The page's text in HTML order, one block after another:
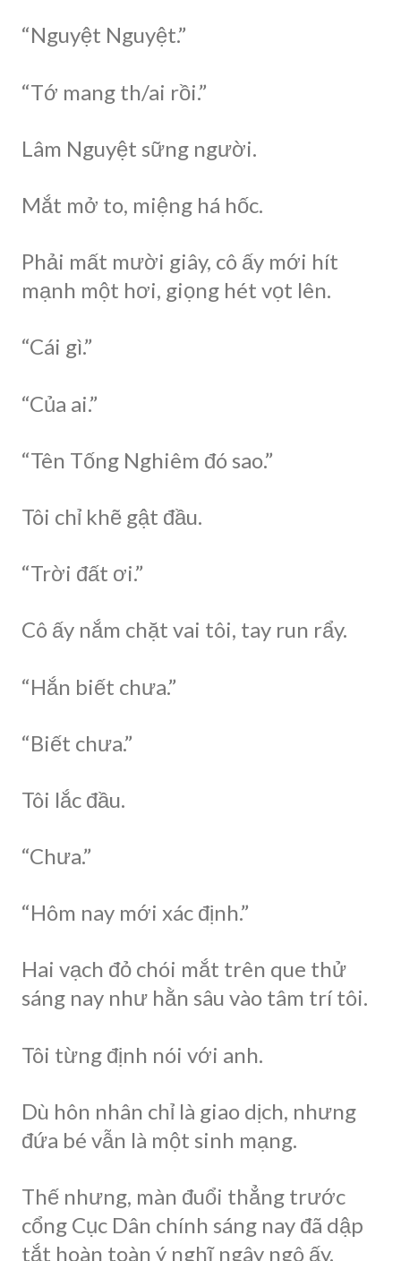
“Nguyệt Nguyệt.”
“Tớ mang th/ai rồi.”
Lâm Nguyệt sững người.
Mắt mở to, miệng há hốc.
Phải mất mười giây, cô ấy mới hít
mạnh một hơi, giọng hét vọt lên.
“Cái gì.”
“Của ai.”
“Tên Tống Nghiêm đó sao.”
Tôi chỉ khẽ gật đầu.
“Trời đất ơi.”
Cô ấy nắm chặt vai tôi, tay run rẩy.
“Hắn biết chưa.”
“Biết chưa.”
Tôi lắc đầu.
“Chưa.”
“Hôm nay mới xác định.”
Hai vạch đỏ chói mắt trên que thử
sáng nay như hằn sâu vào tâm trí tôi.
Tôi từng định nói với anh.
Dù hôn nhân chỉ là giao dịch, nhưng
đứa bé vẫn là một sinh mạng.
Thế nhưng, màn đuổi thẳng trước
cổng Cục Dân chính sáng nay đã dập
tắt hoàn toàn ý nghĩ ngây ngô ấy.